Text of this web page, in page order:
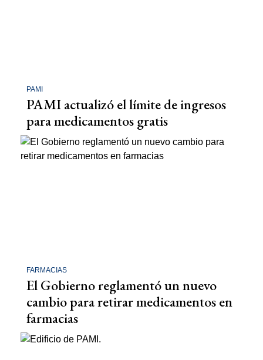
PAMI
PAMI actualizó el límite de ingresos
para medicamentos gratis
FARMACIAS
El Gobierno reglamentó un nuevo
cambio para retirar medicamentos en
farmacias